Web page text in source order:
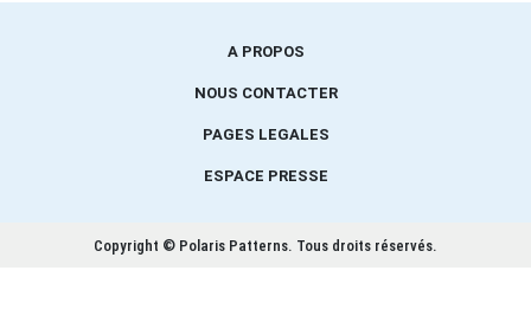
A PROPOS
NOUS CONTACTER
PAGES LEGALES
ESPACE PRESSE
Copyright © Polaris Patterns. Tous droits réservés.